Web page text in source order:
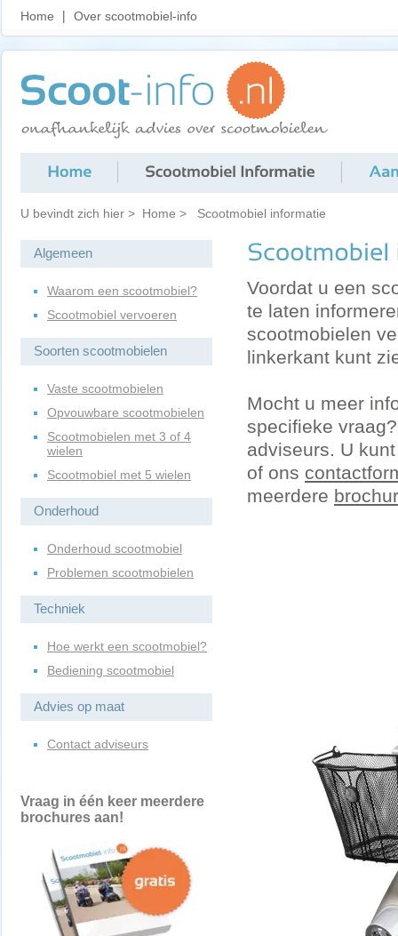
Home Over scootmobiel-info
U bevindt zich hier > Home > Scootmobiel informatie
Algemeen
Waarom een scootmobiel?
Scootmobiel vervoeren
Soorten scootmobielen
Vaste scootmobielen
Opvouwbare scootmobielen
Scootmobielen met 3 of 4
wielen
Scootmobiel met 5 wielen
Onderhoud
Onderhoud scootmobiel
Problemen scootmobielen
Techniek
Hoe werkt een scootmobiel?
Bediening scootmobiel
Advies op maat
Contact adviseurs
Vraag in één keer meerdere
brochures aan!
Voordat u een
te laten
scootmobielen
linkerkant kunt
Mocht u meer
specifieke
adviseurs. U
of ons
meerdere